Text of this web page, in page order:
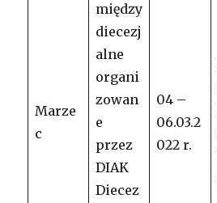
Marze
c
między
diecezj
alne
organi
zowan
e
przez
DIAK
Diecez
04 –
06.03.2
022 r.